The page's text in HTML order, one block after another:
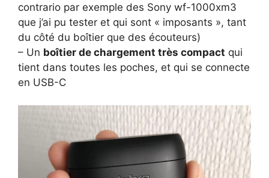
contrario par exemple des Sony wf-1000xm3
que j’ai pu tester et qui sont « imposants », tant
du côté du boîtier que des écouteurs)
– Un boîtier de chargement très compact qui
tient dans toutes les poches, et qui se connecte
en USB-C